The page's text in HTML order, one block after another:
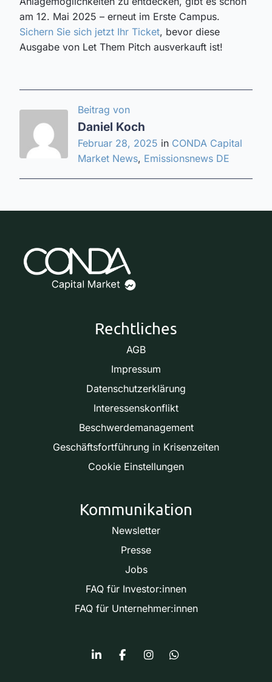
am 12. Mai 2025 – erneut im Erste Campus.
Sichern Sie sich jetzt Ihr Ticket, bevor diese
Ausgabe von Let Them Pitch ausverkauft ist!
Beitrag von
Daniel Koch
Februar 28, 2025 in CONDA Capital
Market News, Emissionsnews DE
Rechtliches
AGB
Impressum
Datenschutzerklärung
Interessenskonflikt
Beschwerdemanagement
Geschäftsfortführung in Krisenzeiten
Cookie Einstellungen
Kommunikation
Newsletter
Presse
Jobs
FAQ für Investor:innen
FAQ für Unternehmer:innen